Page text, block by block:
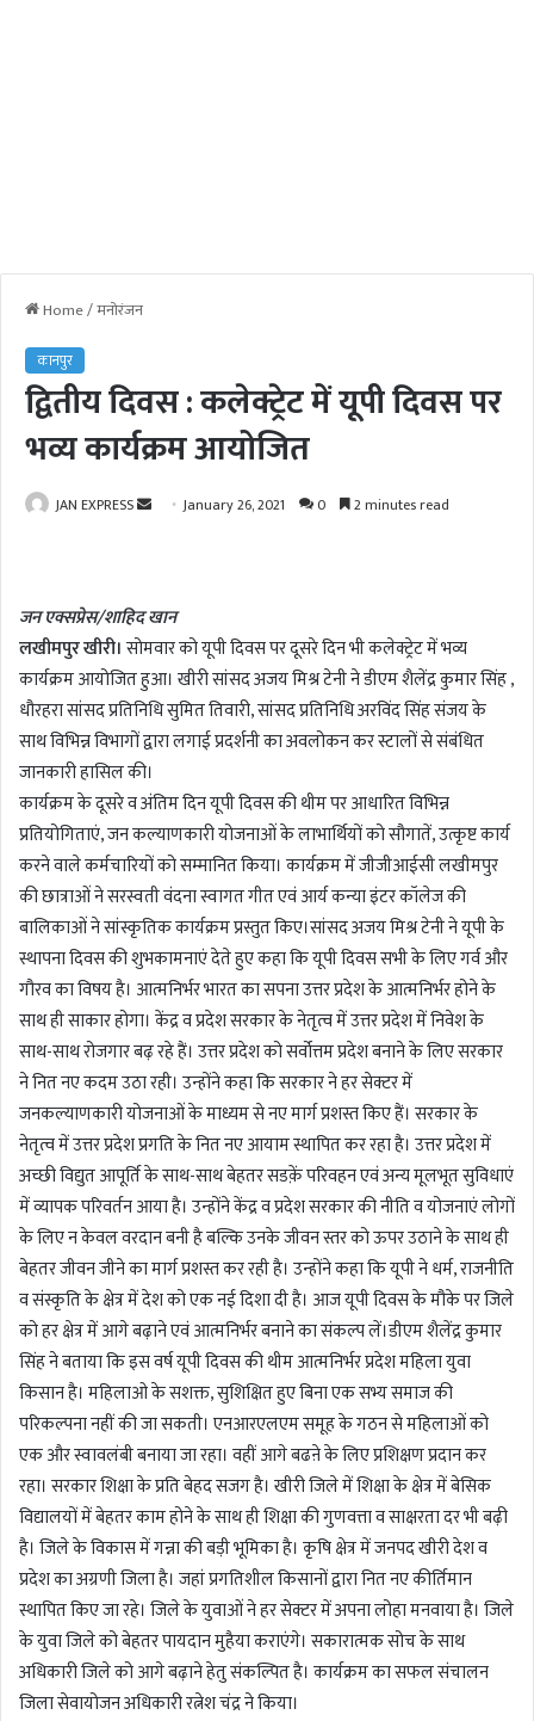
Home/मनोरंजन
कानपुर
द्वितीय दिवस : कलेक्ट्रेट में यूपी दिवस पर
भव्य कार्यक्रम आयोजित
JAN EXPRESS
a
n
e
m
a
l
January 26, 2021 0 2 minutes read
जन एक्सप्रेस/शाहिद खान
लखीमपुर खीरी। सोमवार को यूपी दिवस पर दूसरे दिन भी कलेक्ट्रेट में भव्य
कार्यक्रम आयोजित हुआ। खीरी सांसद अजय मिश्र टेनी ने डीएम शैलेंद्र कुमार सिंह ,
धौरहरा सांसद प्रतिनिधि सुमित तिवारी, सांसद प्रतिनिधि अरविंद सिंह संजय के
साथ विभिन्न विभागों द्वारा लगाई प्रदर्शनी का अवलोकन कर स्टालों से संबंधित
जानकारी हासिल की।
कार्यक्रम के दूसरे व अंतिम दिन यूपी दिवस की थीम पर आधारित विभिन्न
प्रतियोगिताएं, जन कल्याणकारी योजनाओं के लाभार्थियों को सौगातें, उत्कृष्ट कार्य
करने वाले कर्मचारियों को सम्मानित किया। कार्यक्रम में जीजीआईसी लखीमपुर
की छात्राओं ने सरस्वती वंदना स्वागत गीत एवं आर्य कन्या इंटर कॉलेज की
बालिकाओं ने सांस्कृतिक कार्यक्रम प्रस्तुत किए।सांसद अजय मिश्र टेनी ने यूपी के
स्थापना दिवस की शुभकामनाएं देते हुए कहा कि यूपी दिवस सभी के लिए गर्व और
गौरव का विषय है। आत्मनिर्भर भारत का सपना उत्तर प्रदेश के आत्मनिर्भर होने के
साथ ही साकार होगा। केंद्र व प्रदेश सरकार के नेतृत्व में उत्तर प्रदेश में निवेश के
साथ-साथ रोजगार बढ़ रहे हैं। उत्तर प्रदेश को सर्वोत्तम प्रदेश बनाने के लिए सरकार
ने नित नए कदम उठा रही। उन्होंने कहा कि सरकार ने हर सेक्टर में
जनकल्याणकारी योजनाओं के माध्यम से नए मार्ग प्रशस्त किए हैं। सरकार के
नेतृत्व में उत्तर प्रदेश प्रगति के नित नए आयाम स्थापित कर रहा है। उत्तर प्रदेश में
अच्छी विद्युत आपूर्ति के साथ-साथ बेहतर सडक़ें परिवहन एवं अन्य मूलभूत सुविधाएं
में व्यापक परिवर्तन आया है। उन्होंने केंद्र व प्रदेश सरकार की नीति व योजनाएं लोगों
के लिए न केवल वरदान बनी है बल्कि उनके जीवन स्तर को ऊपर उठाने के साथ ही
बेहतर जीवन जीने का मार्ग प्रशस्त कर रही है। उन्होंने कहा कि यूपी ने धर्म, राजनीति
व संस्कृति के क्षेत्र में देश को एक नई दिशा दी है। आज यूपी दिवस के मौके पर जिले
को हर क्षेत्र में आगे बढ़ाने एवं आत्मनिर्भर बनाने का संकल्प लें।डीएम शैलेंद्र कुमार
सिंह ने बताया कि इस वर्ष यूपी दिवस की थीम आत्मनिर्भर प्रदेश महिला युवा
किसान है। महिलाओ के सशक्त, सुशिक्षित हुए बिना एक सभ्य समाज की
परिकल्पना नहीं की जा सकती। एनआरएलएम समूह के गठन से महिलाओं को
एक और स्वावलंबी बनाया जा रहा। वहीं आगे बढऩे के लिए प्रशिक्षण प्रदान कर
रहा। सरकार शिक्षा के प्रति बेहद सजग है। खीरी जिले में शिक्षा के क्षेत्र में बेसिक
विद्यालयों में बेहतर काम होने के साथ ही शिक्षा की गुणवत्ता व साक्षरता दर भी बढ़ी
है। जिले के विकास में गन्ना की बड़ी भूमिका है। कृषि क्षेत्र में जनपद खीरी देश व
प्रदेश का अग्रणी जिला है। जहां प्रगतिशील किसानों द्वारा नित नए कीर्तिमान
स्थापित किए जा रहे। जिले के युवाओं ने हर सेक्टर में अपना लोहा मनवाया है। जिले
के युवा जिले को बेहतर पायदान मुहैया कराएंगे। सकारात्मक सोच के साथ
अधिकारी जिले को आगे बढ़ाने हेतु संकल्पित है। कार्यक्रम का सफल संचालन
जिला सेवायोजन अधिकारी रत्नेश चंद्र ने किया।